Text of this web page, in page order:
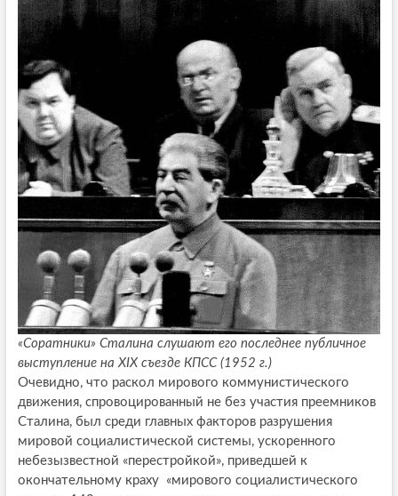
«Соратники» Сталина слушают его последнее публичное
выступление на XIX съезде КПСС (1952 г.)
Очевидно, что раскол мирового коммунистического
движения, спровоцированный не без участия преемников
Сталина, был среди главных факторов разрушения
мировой социалистической системы, ускоренного
небезызвестной «перестройкой», приведшей к
окончательному краху «мирового социалистического